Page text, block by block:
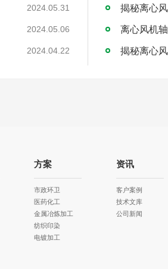
2024.05.31
2024.05.06
2024.04.22
揭秘离心
离心风机
揭秘离心
方案
市政环卫
医药化工
金属冶炼加工
纺织印染
电镀加工
资讯
客户案例
技术文库
公司新闻